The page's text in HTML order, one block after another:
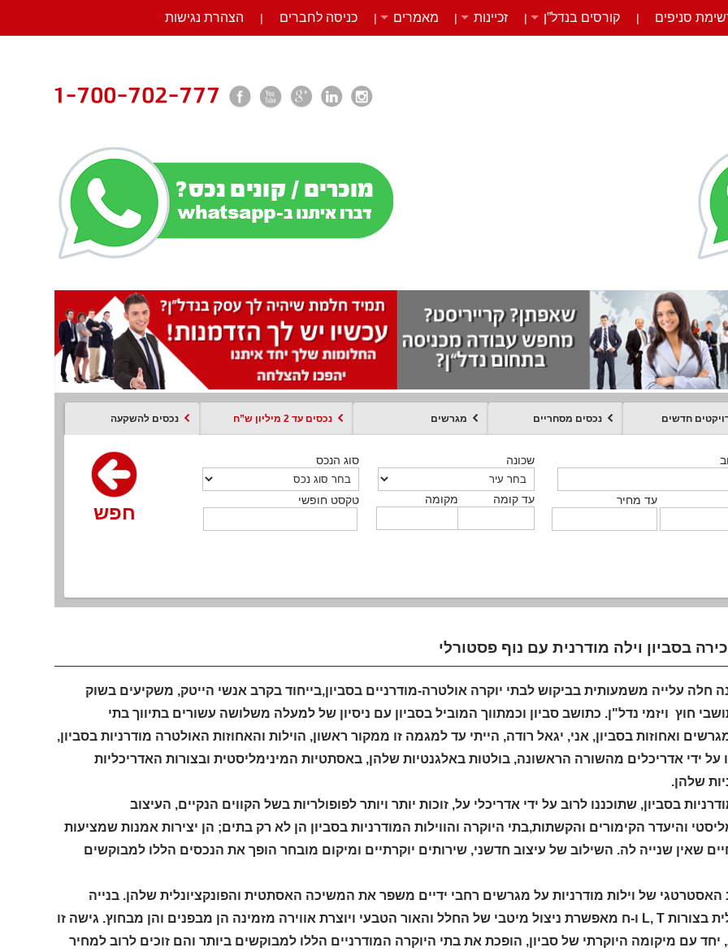
סניפים | קורסים בנדל”ן | זכיינות | מאמרים | כניסה לחברים | הצהרת נגישות
חדשים נכסים מסחריים מגרשים נכסים עד 2 מיליון ש”ח נכסים להשקעה
עד מחיר
שכונה
מקומה עד קומה
סוג הנכס
טקסט חופשי
חפש
עד מחיר
שכונה
מקומה עד קומה
סוג הנכס
טקסט חופשי
חפש
עד מחיר
שכונה
מקומה עד קומה
סוג הנכס
טקסט חופשי
חפש
עד מחיר
שכונה
מקומה עד קומה
סוג עסקה
טקסט חופשי
חפש
מקומה
חפש
עד קומה
שכונה
טקסט חופשי
סוג הנכס
חפש
עד מחיר
שכונה
מקומה עד קומה
טקסט חופשי
חפש
חלה עלייה משמעותית בביקוש לבתי יוקרה אולטרה-מודרניים בסביון,בייחוד בקרב אנשי הייטק, משקיעים בשוק
חוץ ויזמי נדל"ן. כתושב סביון וכמתווך המוביל בסביון עם ניסיון של למעלה משלושה עשורים בתיווך בתי
ואחוזות בסביון, אני, יגאל רודה, הייתי עד למגמה זו ממקור ראשון, הוילות והאחוזות האולטרה מודרניות בסביון,
על ידי אדריכלים מהשורה הראשונה, בולטות באלגנטיות שלהן, באסתטיות המינימליסטית ובצורות האדריכליות
שלהן.
בסביון, שתוכננו לרוב על ידי אדריכלי על, זוכות יותר ויותר לפופולריות בשל הקווים הנקיים, העיצוב
והיעדר הקימורים והקשתות,בתי היוקרה והווילות המודרניות בסביון הן לא רק בתים; הן יצירות אמנות שמציעות
שאין שנייה לה. השילוב של עיצוב חדשני, שירותים יוקרתיים ומיקום מובחר הופך את הנכסים הללו למבוקשים
האסטרטגי של וילות מודרניות על מגרשים רחבי ידיים משפר את המשיכה האסתטית והפונקציונלית שלהן. בנייה
אדריכלית בצורות L, T ו-ח מאפשרת ניצול מיטבי של החלל והאור הטבעי ויוצרת אווירה מזמינה הן מבפנים והן מבחוץ. גישה זו
יחד עם מיקומה היוקרתי של סביון, הופכת את בתי היוקרה המודרניים הללו למבוקשים ביותר והם זוכים לרוב למחיר